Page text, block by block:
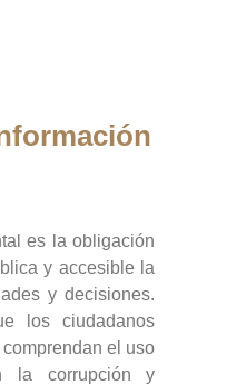
es la obligación
y accesible la
y decisiones.
los ciudadanos
el uso
la corrupción y